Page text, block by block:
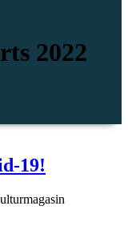
2022
19!